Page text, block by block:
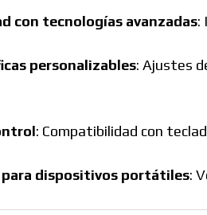
con tecnologías avanzadas:
personalizables: Ajustes
: Compatibilidad con
dispositivos portátiles: